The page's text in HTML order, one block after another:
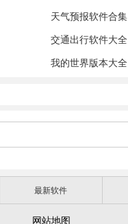
天气预报软件合集
交通出行软件大全
我的世界版本大全
最新软件
网站地图